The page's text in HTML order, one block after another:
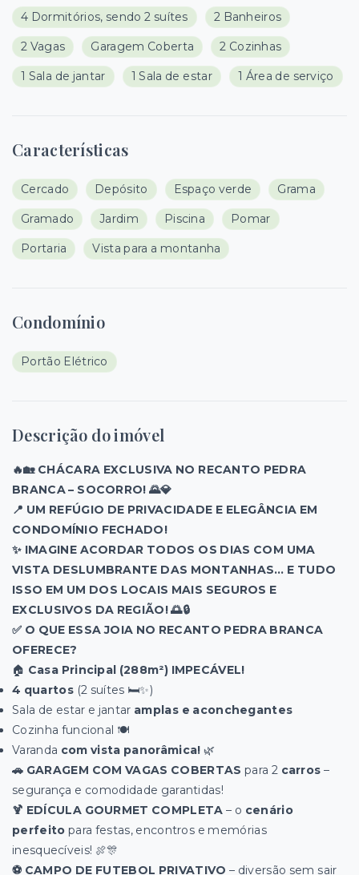
4 Dormitórios, sendo 2 suítes 2 Banheiros
2 Vagas Garagem Coberta 2 Cozinhas
1 Sala de jantar 1 Sala de estar 1 Área de serviço
Características
Cercado Depósito Espaço verde Grama
Gramado Jardim Piscina Pomar
Portaria Vista para a montanha
Condomínio
Portão Elétrico
Descrição do imóvel
🔥🏡 CHÁCARA EXCLUSIVA NO RECANTO PEDRA
BRANCA – SOCORRO! 🌄💎
📍 UM REFÚGIO DE PRIVACIDADE E ELEGÂNCIA EM
CONDOMÍNIO FECHADO!
✨ IMAGINE ACORDAR TODOS OS DIAS COM UMA
VISTA DESLUMBRANTE DAS MONTANHAS… E TUDO
ISSO EM UM DOS LOCAIS MAIS SEGUROS E
EXCLUSIVOS DA REGIÃO! 🌅🔒
✅ O QUE ESSA JOIA NO RECANTO PEDRA BRANCA
OFERECE?
🏠 Casa Principal (288m²) IMPECÁVEL!
4 quartos(2 suítes 🛏️✨)
Sala de estar e jantar amplas e aconchegantes
Cozinha funcional 🍽️
Varanda com vista panorâmica! 🌿
🚗 GARAGEM COM VAGAS COBERTAS para 2 carros –
segurança e comodidade garantidas!
🍹 EDÍCULA GOURMET COMPLETA – o cenário
perfeito para festas, encontros e memórias
inesquecíveis! 🍖🎊
⚽ CAMPO DE FUTEBOL PRIVATIVO – diversão sem sair